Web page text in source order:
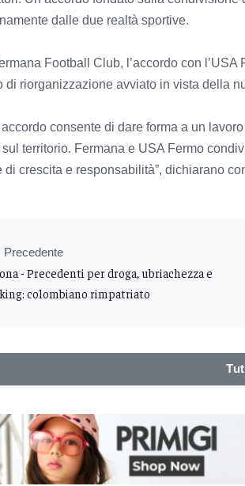
dalle due realtà sportive.
Football Club, l’accordo con
di riorganizzazione avviato in vista della
accordo consente di dare forma a un
sul territorio. Fermana e USA Fermo
di crescita e responsabilità”, dichiarano
Precedente
- Precedenti per droga, ubriachezza e
colombiano rimpatriato